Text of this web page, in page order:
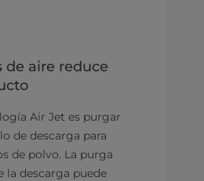
de aire reduce
Air Jet es purgar
de descarga para
de polvo. La purga
la descarga puede